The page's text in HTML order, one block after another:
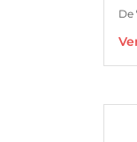
De